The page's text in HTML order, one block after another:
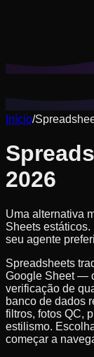
Início/
2026
Uma alternativa
Sheets
seu agente
Spreadsheets
Google Sheet —
verificação de
banco de dados
filtros, fotos QC,
estilismo.
começar a